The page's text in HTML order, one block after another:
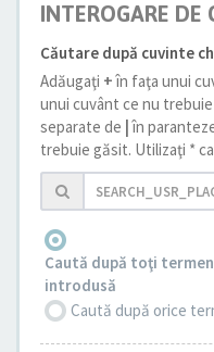
INTEROGARE DE
Căutare după cuvinte
Adăugaţi +în faţa unui
unui cuvânt ce nu
separate de |în
trebuie găsit. Utilizaţi *
Caută după toţi
introdusă
Caută după orice